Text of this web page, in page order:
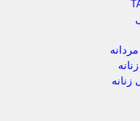
زنانه